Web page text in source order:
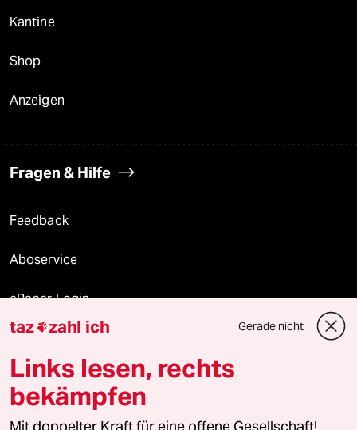
Kantine
Shop
Anzeigen
Fragen & Hilfe
Feedback
Aboservice
ePaper Login
Downloads für Abonnierende
© 2026 taz Verlags und Vertriebs GmbH
Alle Rechte vorbehalten. Bei rechtlichen Fragen oder für Genehmigungen
taz zahl ich Gerade nicht
Links lesen, rechts
bekämpfen